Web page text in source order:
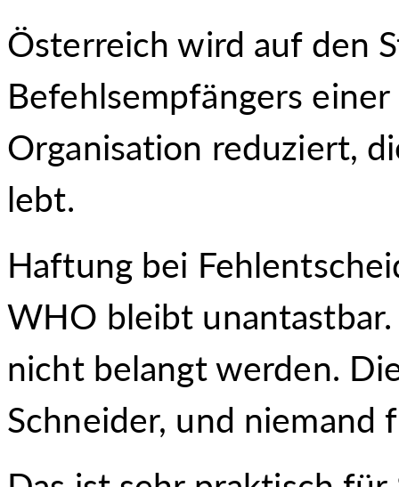
Österreich wird auf den
Befehlsempfängers
Organisation reduziert,
lebt.
Haftung bei
WHO bleibt
nicht belangt werden.
Schneider, und